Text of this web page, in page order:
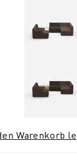
Warenkorb